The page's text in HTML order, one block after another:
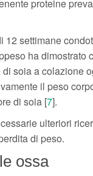
proteine
12 settimane
ha dimostrato
soia a colazione
il peso
di soia [7].
ulteriori
di peso.
ossa